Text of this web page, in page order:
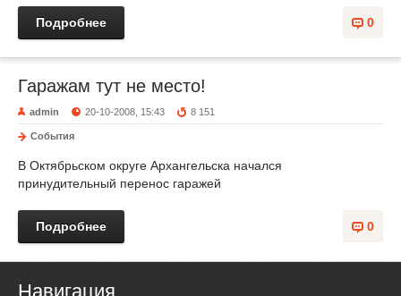
0
Подробнее
Гаражам тут не место!
admin 20-10-2008, 15:43 8 151
События
В Октябрьском округе Архангельска начался
принудительный перенос гаражей
0
Подробнее
Навигация